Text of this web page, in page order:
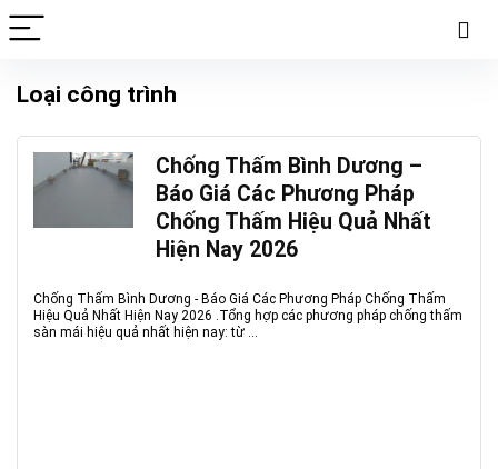
Loại công trình
Chống Thấm Bình Dương –
Báo Giá Các Phương Pháp
Chống Thấm Hiệu Quả Nhất
Hiện Nay 2026
Chống Thấm Bình Dương - Báo Giá Các Phương Pháp Chống Thấm
Hiệu Quả Nhất Hiện Nay 2026 .Tổng hợp các phương pháp chống thấm
sàn mái hiệu quả nhất hiện nay: từ ...